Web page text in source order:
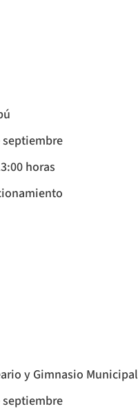
septiembre
horas
y Gimnasio Municipal
septiembre